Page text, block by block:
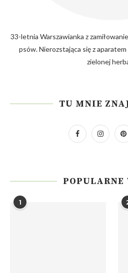
33-letnia Warszawianka z
psów. Nierozstająca się z
zielonej
TU MNIE
POPULARNE
1